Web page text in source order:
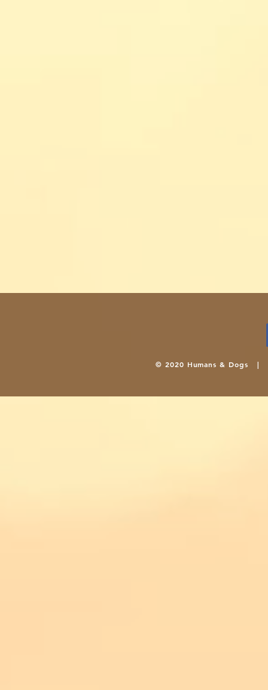
© 2020 Humans & Dogs